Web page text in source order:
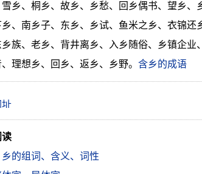
雪乡、桐乡、故乡、乡愁、回乡偶书、望乡
、南乡子、东乡、乡试、鱼米之乡、衣锦还
族、老乡、背井离乡、入乡随俗、乡镇企业
理想乡、回乡、返乡、乡野。 含乡的成语
读
的组词、含义、词性